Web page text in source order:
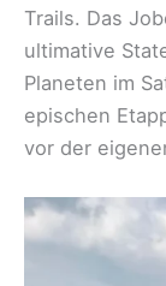
Trails. Das
ultimative
Planeten im
epischen
vor der